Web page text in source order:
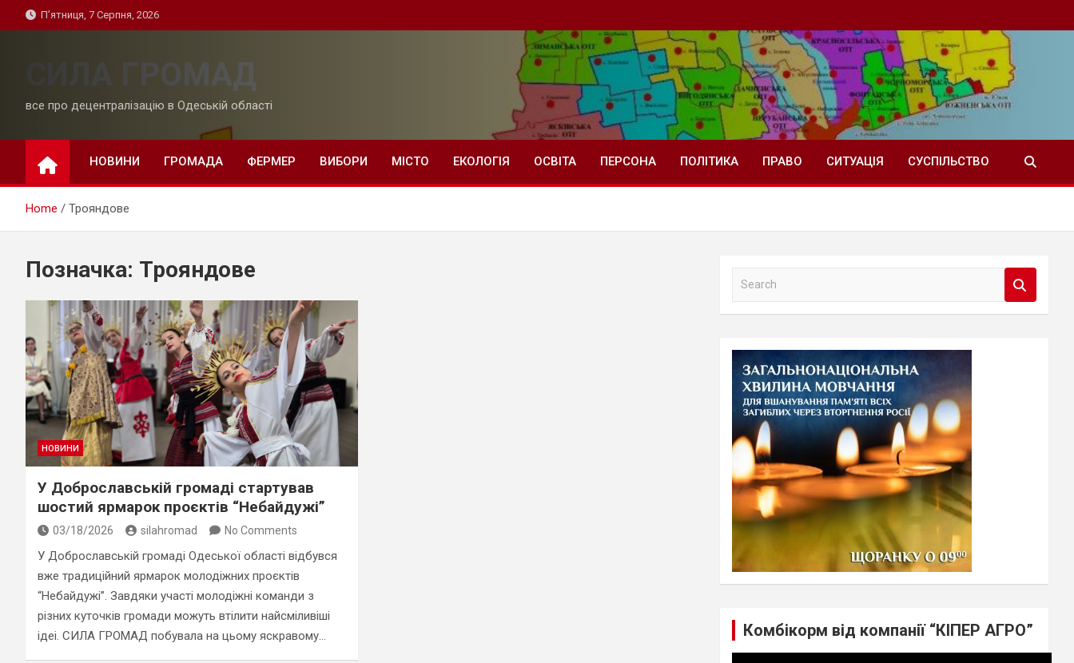
to
П’ятниця, 7 Серпня, 2026
СИЛА ГРОМАД
все про децентралізацію в Одеській області
НОВИНИ ГРОМАДА ФЕРМЕР ВИБОРИ МІСТО ЕКОЛОГІЯ ОСВІТА ПЕРСОНА ПОЛІТИКА ПРАВО СИТУАЦІЯ СУСПІЛЬСТВО
Home Трояндове
Позначка: Трояндове
НОВИНИ
У Доброславській громаді стартував
шостий ярмарок проєктів “Небайдужі”
03/18/2026 silahromad No Comments
У Доброславській громаді Одеської області відбувся
вже традиційний ярмарок молодіжних проєктів
“Небайдужі”. Завдяки участі молодіжні команди з
різних куточків громади можуть втілити найсміливіші
ідеі. СИЛА ГРОМАД побувала на цьому яскравому…
a
Комбікорм від компанії “КІПЕР АГРО”